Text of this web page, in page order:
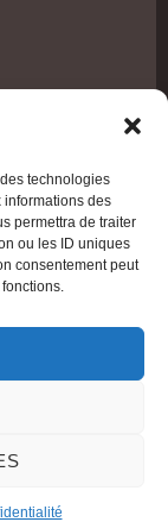
technologies
informations des
permettra de traiter
ou les ID uniques
consentement peut